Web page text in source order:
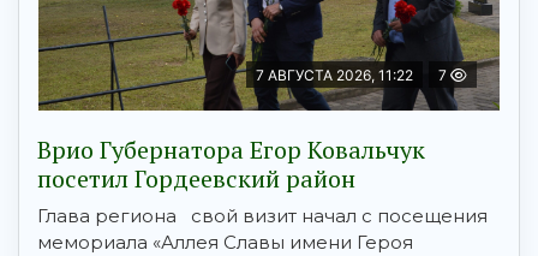
7 АВГУСТА 2026, 11:22 7
Врио Губернатора Егор Ковальчук
посетил Гордеевский район
Глава региона свой визит начал с посещения
мемориала «Аллея Славы имени Героя